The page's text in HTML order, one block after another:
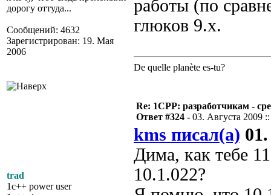
дорогу оттуда...
Сообщений: 4632
Зарегистрирован: 19. Мая
2006
работы (по
глюков 9.x.
De quelle planète es-tu?
trad
1c++ power user
Re: 1CPP: разработчикам -
Ответ #324 - 03. Августа 2009
kms писал(а)
Дима, как тебе
10.1.022?